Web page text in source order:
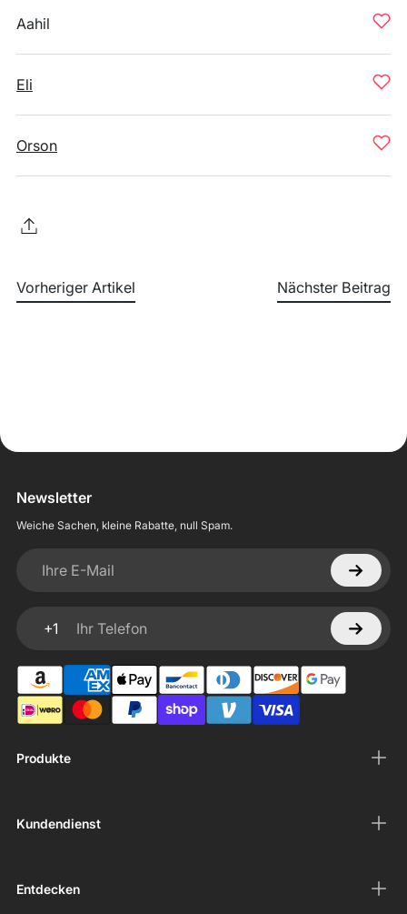
Aahil
Eli
Orson
Vorheriger Artikel Nächster Beitrag
Produkte
Kundendienst
Entdecken
Newsletter
Weiche Sachen, kleine Rabatte, null Spam.
Ihre E-Mail
+1
Ihr Telefon